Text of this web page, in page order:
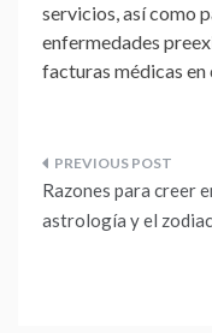
servicios, así como
enfermedades
facturas médicas en
de
Razones para creer
astrología y el